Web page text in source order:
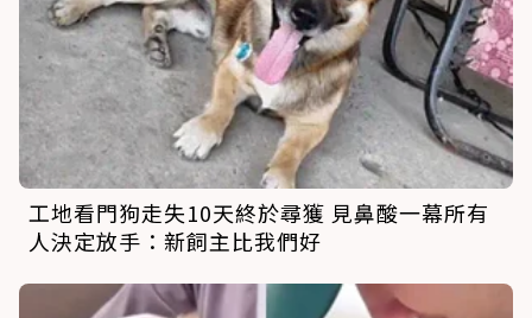
工地看門狗走失10天終於尋獲 見鼻酸一幕所有
人決定放手：新飼主比我們好